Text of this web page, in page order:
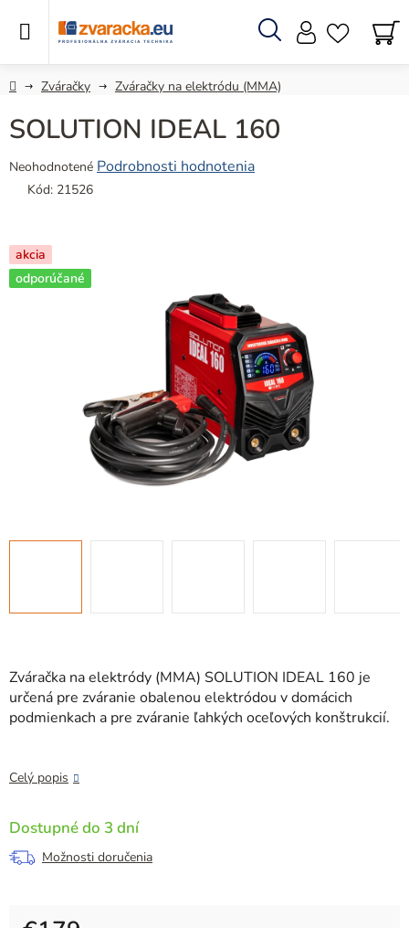
Hľadať
DomovZváračky Zváračky na elektródu (MMA)
Zváračka na elektródy (MMA) SOLUTION IDEAL 160 je
určená pre zváranie obalenou elektródou v domácich
podmienkach a pre zváranie ľahkých oceľových konštrukcií.
Celý popis
Dostupné do 3 dní
Možnosti doručenia
SOLUTION IDEAL 160
Priemerné
hodnotenie
0,0
z
5
Neohodnotené Podrobnosti hodnotenia
Kód: 21526
akcia
odporúčané